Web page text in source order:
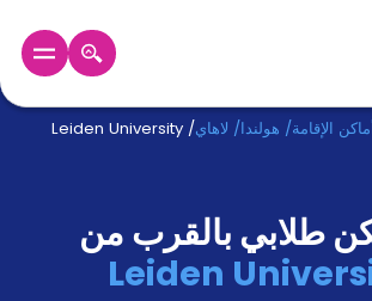
EURالإقامة/ هولندا/ لاهاي/
Leiden University
طلابي بالقرب من
Leiden